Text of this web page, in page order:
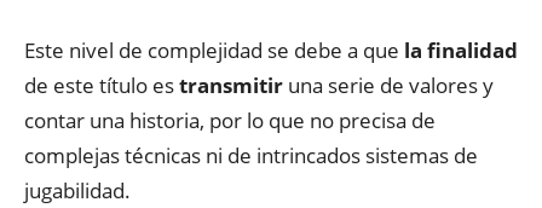
Este nivel de complejidad se debe a que la finalidad
de este título estransmitir una serie de valores y
contar una historia, por lo que no precisa de
complejas técnicas ni de intrincados sistemas de
jugabilidad.